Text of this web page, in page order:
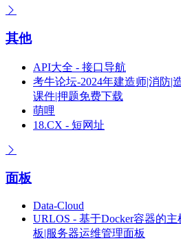
其他
API大全 - 接口导航
考牛论坛-2024年建造师|消防|
课件|押题免费下载
萌哩
18.CX - 短网址
面板
Data-Cloud
URLOS - 基于Docker容器的
板|服务器运维管理面板